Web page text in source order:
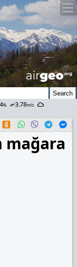
airGEO.oRg
% 3.78m/s
mağara